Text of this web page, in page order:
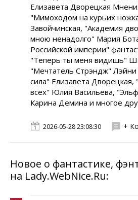
Елизавета Дворецкая
"Мимоходом на курьих
Завойчинская, "Академия
мною ненадолго" Мария
Российской империи"
"Теперь ты меня видишь"
"Мечтатель Стрэндж"
сила" Елизавета Дворецкая,
всех" Юлия Васильева,
Карина Демина и многое
2026-05-28 23:08:30 +
Новое о фантастике,
на Lady.WebNice.Ru: